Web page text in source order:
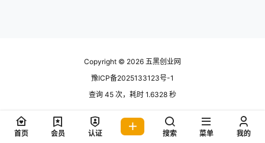
Copyright © 2026 五黑创业网
豫ICP备2025133123号-1
查询 45 次，耗时 1.6328 秒
首页 会员 认证 搜索 菜单 我的